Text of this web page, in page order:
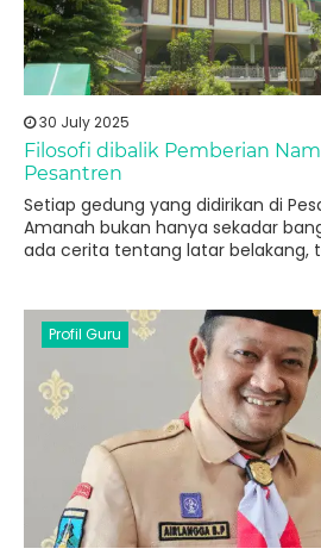
30 July 2025
Filosofi dibalik Pemberian
Pesantren
Setiap gedung yang didirikan di
Amanah bukan hanya sekadar
ada cerita tentang latar belakang,
Profil Guru